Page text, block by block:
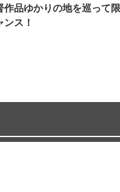
作品ゆかりの地を巡って
ス！